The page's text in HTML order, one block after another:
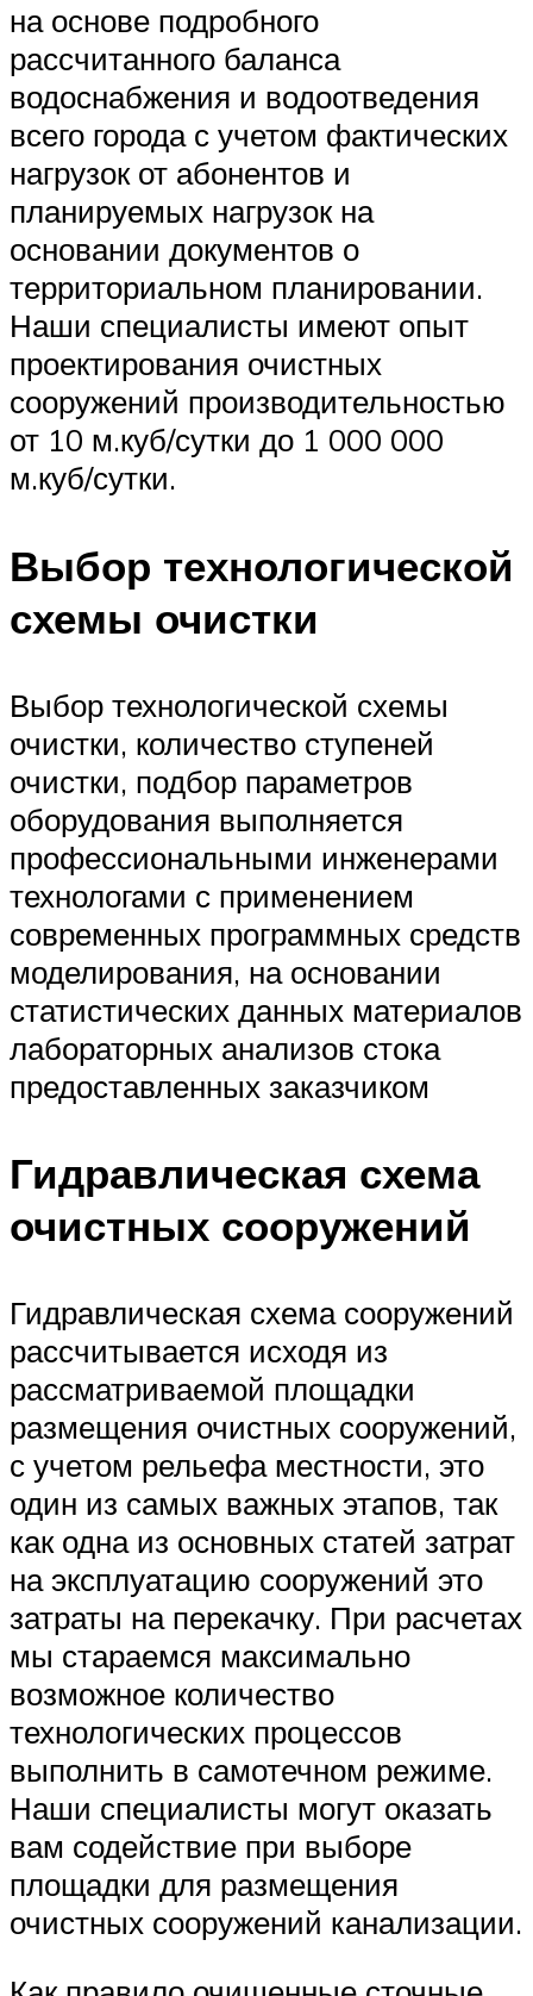
на основе подробного
рассчитанного баланса
водоснабжения и водоотведения
всего города с учетом фактических
нагрузок от абонентов и
планируемых нагрузок на
основании документов о
территориальном планировании.
Наши специалисты имеют опыт
проектирования очистных
сооружений производительностью
от 10 м.куб/сутки до 1 000 000
м.куб/сутки.
Выбор технологической
схемы очистки
Выбор технологической схемы
очистки, количество ступеней
очистки, подбор параметров
оборудования выполняется
профессиональными инженерами
технологами с применением
современных программных средств
моделирования, на основании
статистических данных материалов
лабораторных анализов стока
предоставленных заказчиком
Гидравлическая схема
очистных сооружений
Гидравлическая схема сооружений
рассчитывается исходя из
рассматриваемой площадки
размещения очистных сооружений,
с учетом рельефа местности, это
один из самых важных этапов, так
как одна из основных статей затрат
на эксплуатацию сооружений это
затраты на перекачку. При расчетах
мы стараемся максимально
возможное количество
технологических процессов
выполнить в самотечном режиме.
Наши специалисты могут оказать
вам содействие при выборе
площадки для размещения
очистных сооружений канализации.